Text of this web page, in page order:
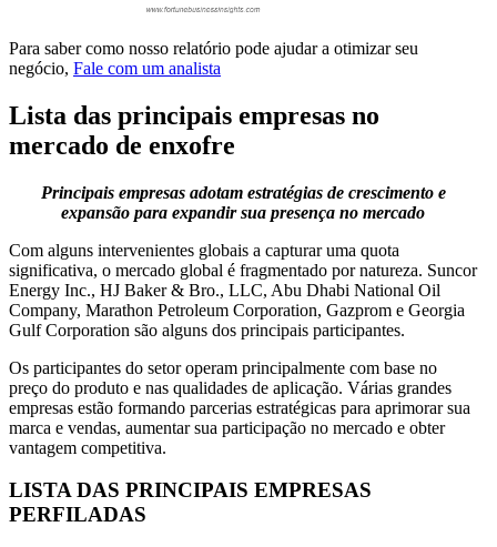
Para saber como nosso relatório pode ajudar a otimizar seu
negócio, Fale com um analista
Lista das principais empresas no
mercado de enxofre
Principais empresas adotam estratégias de crescimento e
expansão para expandir sua presença no mercado
Com alguns intervenientes globais a capturar uma quota
significativa, o mercado global é fragmentado por natureza. Suncor
Energy Inc., HJ Baker & Bro., LLC, Abu Dhabi National Oil
Company, Marathon Petroleum Corporation, Gazprom e Georgia
Gulf Corporation são alguns dos principais participantes.
Os participantes do setor operam principalmente com base no
preço do produto e nas qualidades de aplicação. Várias grandes
empresas estão formando parcerias estratégicas para aprimorar sua
marca e vendas, aumentar sua participação no mercado e obter
vantagem competitiva.
LISTA DAS PRINCIPAIS EMPRESAS
PERFILADAS